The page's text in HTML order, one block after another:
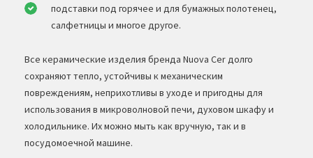
подставки под горячее и для бумажных полотенец,
салфетницы и многое другое.
Все керамические изделия бренда Nuova Cer долго
сохраняют тепло, устойчивы к механическим
повреждениям, неприхотливы в уходе и пригодны для
использования в микроволновой печи, духовом шкафу и
холодильнике. Их можно мыть как вручную, так и в
посудомоечной машине.